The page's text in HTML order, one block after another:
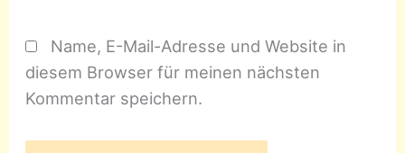
Name, E-Mail-Adresse und Website in
diesem Browser für meinen nächsten
Kommentar speichern.